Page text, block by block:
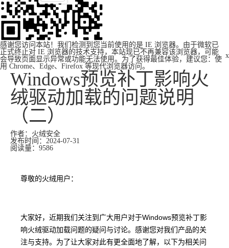
感谢您访问本站！我们检测到您当前使用的是 IE 浏览器。由于微软已
正式终止对 IE 浏览器的技术支持，本站现已不再兼容该浏览器，可能
会导致页面显示异常或功能无法使用。为了获得最佳体验，建议您：使
用 Chrome、Edge、Firefox 等现代浏览器访问。
x
​Windows预览补丁影响火
绒驱动加载的问题说明
（二）
作者：火绒安全
发布时间：2024-07-31
阅读量：9586
尊敬的火绒用户：
大家好，近期我们关注到广大用户对于Windows预览补丁影
响火绒驱动加载问题的疑问与讨论。感谢您对我们产品的关
注与支持。为了让大家对此有更全面地了解，以下为相关问